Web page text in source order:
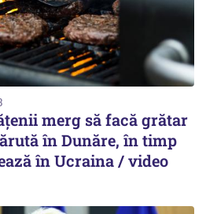
merg să facă grătar
în Dunăre, în timp
în Ucraina / video